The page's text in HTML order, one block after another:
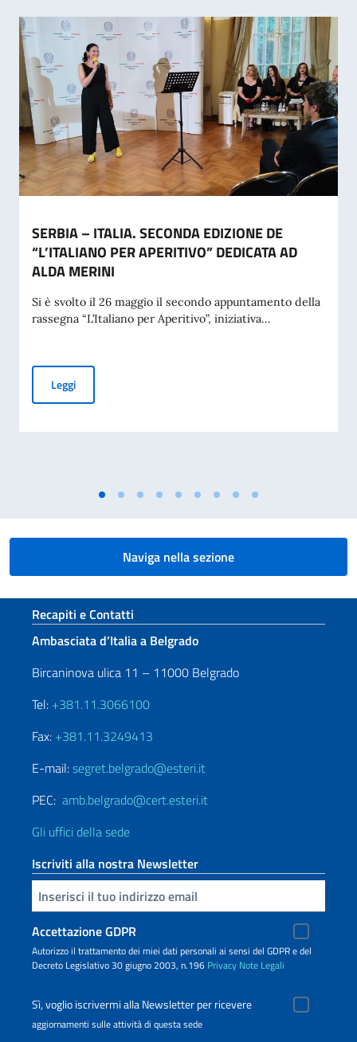
SERBIA – ITALIA. SECONDA EDIZIONE DE
“L’ITALIANO PER APERITIVO” DEDICATA AD
ALDA MERINI
Si è svolto il 26 maggio il secondo appuntamento della
rassegna “L’Italiano per Aperitivo”, iniziativa...
LeggiSERBIA – ITALIA. SECONDA EDIZIONE DE “L’ITALIANO
Naviga nella sezione
Sezione footer
Recapiti e Contatti
Ambasciata d’Italia a Belgrado
Bircaninova ulica 11 – 11000 Belgrado
Tel: +381.11.3066100
Fax: +381.11.3249413
E-mail:segret.belgrado@esteri.it
PEC: amb.belgrado@cert.esteri.it
Gli uffici della sede
Iscriviti alla nostra Newsletter
Inserisci la tua email
Accettazione GDPR
Autorizzo il trattamento dei miei dati personali ai sensi del GDPR e del
Decreto Legislativo 30 giugno 2003, n.196 Privacy Note Legali
Sì, voglio iscrivermi alla Newsletter per ricevere
aggiornamenti sulle attività di questa sede